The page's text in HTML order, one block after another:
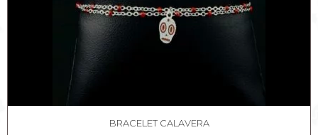
BRACELET CALAVERA